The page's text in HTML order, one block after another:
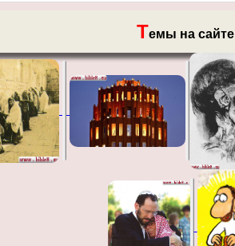
Темы на сайте